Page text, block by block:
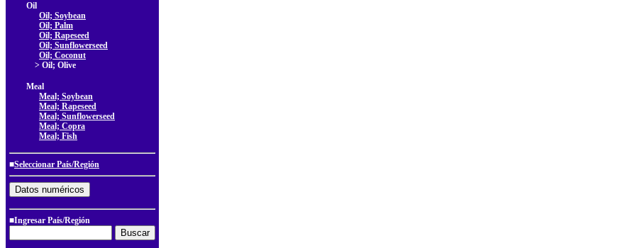
Oil
Oil; Soybean
Oil; Palm
Oil; Rapeseed
Oil; Sunflowerseed
Oil; Coconut
> Oil; Olive
Meal
Meal; Soybean
Meal; Rapeseed
Meal; Sunflowerseed
Meal; Copra
Meal; Fish
■Seleccionar País/Región
■Ingresar País/Región